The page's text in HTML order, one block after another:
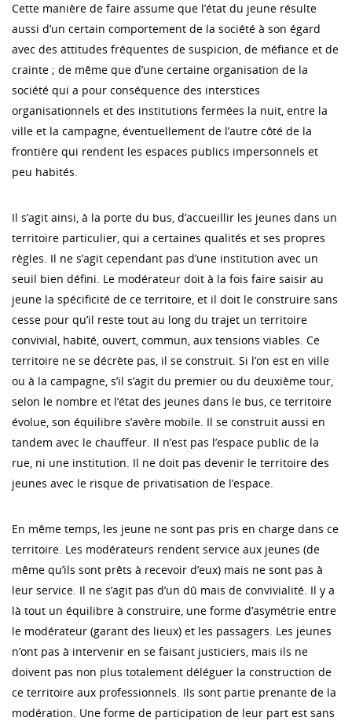
Cette manière de faire assume que l’état du jeune résulte
aussi d’un certain comportement de la société à son égard
avec des attitudes fréquentes de suspicion, de méfiance et de
crainte ; de même que d’une certaine organisation de la
société qui a pour conséquence des interstices
organisationnels et des institutions fermées la nuit, entre la
ville et la campagne, éventuellement de l’autre côté de la
frontière qui rendent les espaces publics impersonnels et
peu habités.
Il s’agit ainsi, à la porte du bus, d’accueillir les jeunes dans un
territoire particulier, qui a certaines qualités et ses propres
règles. Il ne s’agit cependant pas d’une institution avec un
seuil bien défini. Le modérateur doit à la fois faire saisir au
jeune la spécificité de ce territoire, et il doit le construire sans
cesse pour qu’il reste tout au long du trajet un territoire
convivial, habité, ouvert, commun, aux tensions viables. Ce
territoire ne se décrète pas, il se construit. Si l’on est en ville
ou à la campagne, s’il s’agit du premier ou du deuxième tour,
selon le nombre et l’état des jeunes dans le bus, ce territoire
évolue, son équilibre s’avère mobile. Il se construit aussi en
tandem avec le chauffeur. Il n’est pas l’espace public de la
rue, ni une institution. Il ne doit pas devenir le territoire des
jeunes avec le risque de privatisation de l’espace.
En même temps, les jeune ne sont pas pris en charge dans ce
territoire. Les modérateurs rendent service aux jeunes (de
même qu’ils sont prêts à recevoir d’eux) mais ne sont pas à
leur service. Il ne s’agit pas d’un dû mais de convivialité. Il y a
là tout un équilibre à construire, une forme d’asymétrie entre
le modérateur (garant des lieux) et les passagers. Les jeunes
n’ont pas à intervenir en se faisant justiciers, mais ils ne
doivent pas non plus totalement déléguer la construction de
ce territoire aux professionnels. Ils sont partie prenante de la
modération. Une forme de participation de leur part est sans